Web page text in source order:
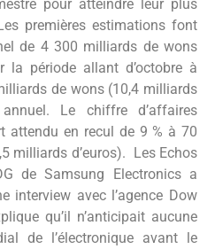
pour atteindre leur plus
premières estimations font
de 4 300 milliards de wons
la période allant d’octobre à
de wons (10,4 milliards
Le chiffre d’affaires
attendu en recul de 9 % à 70
milliards d’euros). Les Echos
de Samsung Electronics a
interview avec l’agence Dow
qu’il n’anticipait aucune
de l’électronique avant le